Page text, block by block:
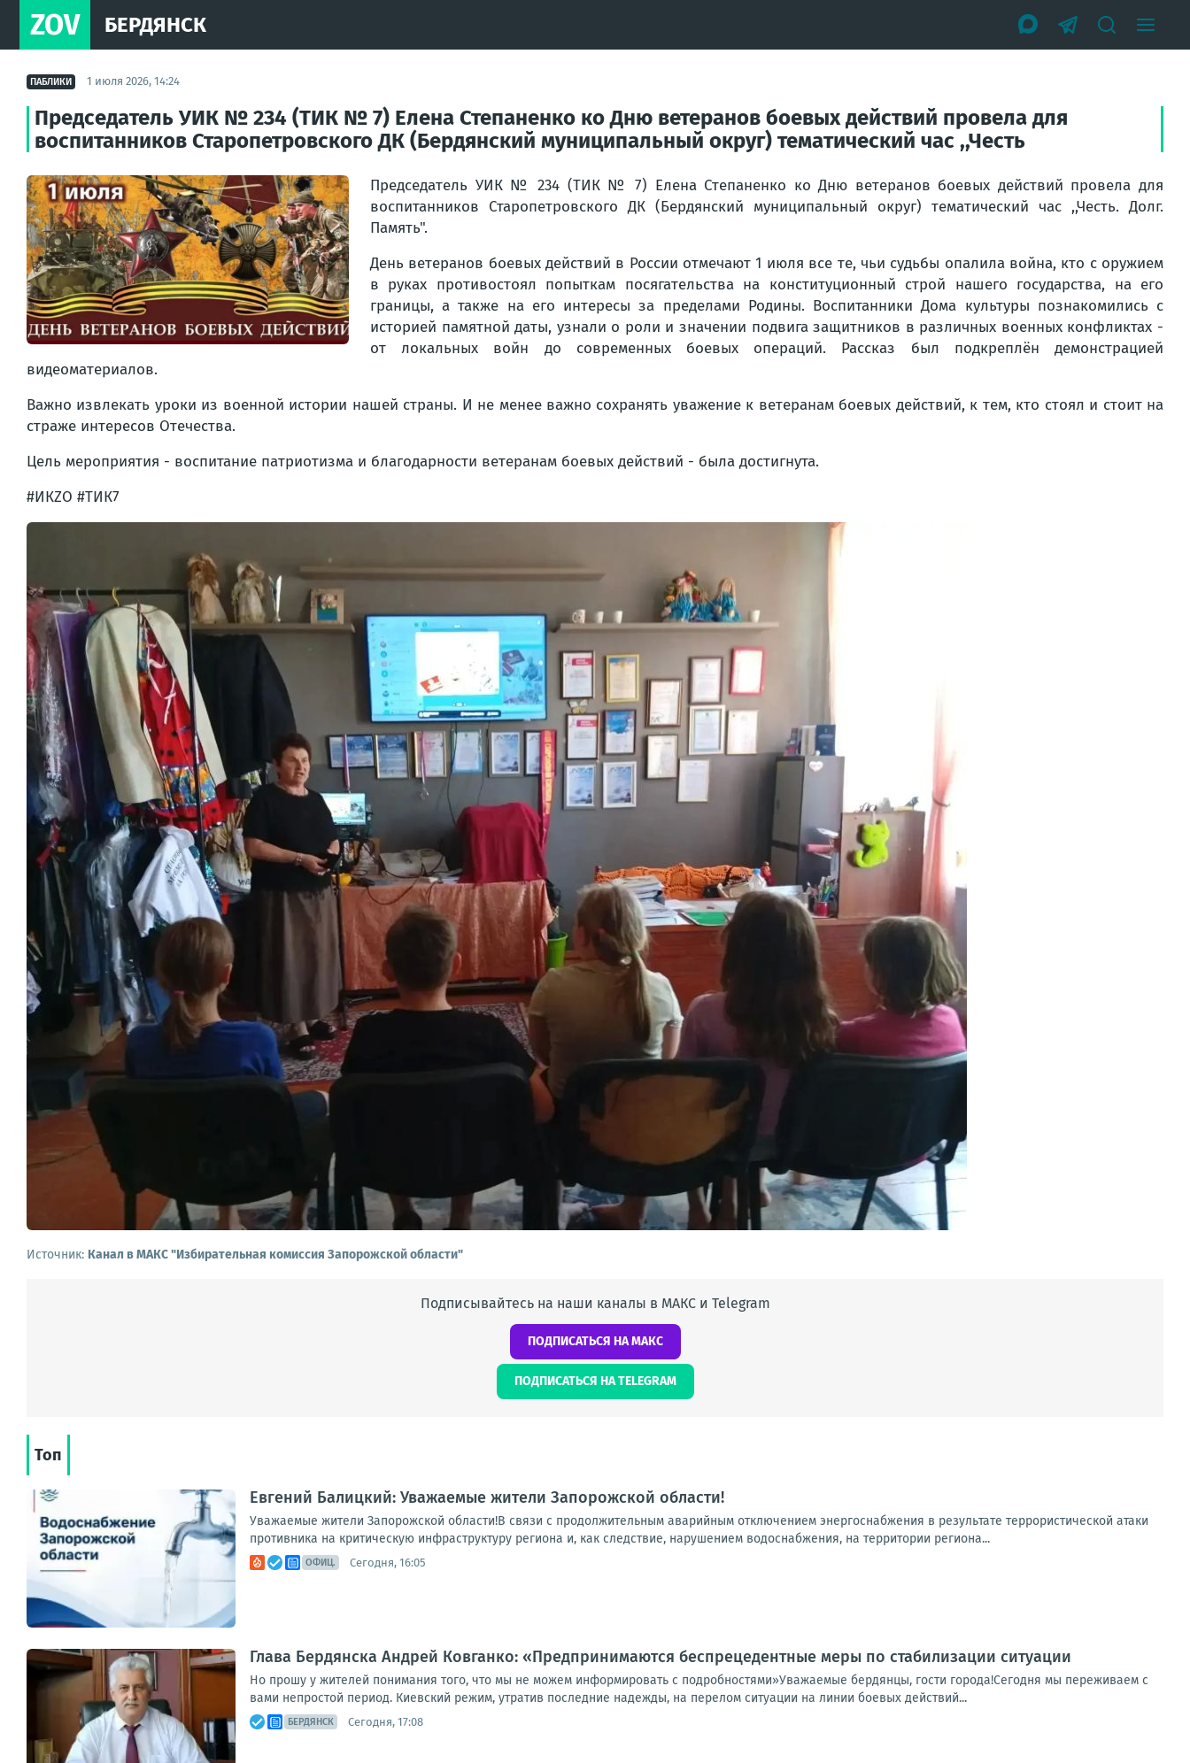
ZOV БЕРДЯНСК
ПАБЛИКИ 1 июля 2026, 14:24
Председатель УИК № 234 (ТИК № 7) Елена Степаненко ко Дню ветеранов боевых действий провела для
воспитанников Старопетровского ДК (Бердянский муниципальный округ) тематический час ,,Честь
Председатель УИК № 234 (ТИК № 7) Елена Степаненко ко Дню ветеранов боевых действий провела для
воспитанников Старопетровского ДК (Бердянский муниципальный округ) тематический час ,,Честь. Долг.
Память".
День ветеранов боевых действий в России отмечают 1 июля все те, чьи судьбы опалила война, кто с оружием
в руках противостоял попыткам посягательства на конституционный строй нашего государства, на его
границы, а также на его интересы за пределами Родины. Воспитанники Дома культуры познакомились с
историей памятной даты, узнали о роли и значении подвига защитников в различных военных конфликтах -
от локальных войн до современных боевых операций. Рассказ был подкреплён демонстрацией
видеоматериалов.
Важно извлекать уроки из военной истории нашей страны. И не менее важно сохранять уважение к ветеранам боевых действий, к тем, кто стоял и стоит на
страже интересов Отечества.
Цель мероприятия - воспитание патриотизма и благодарности ветеранам боевых действий - была достигнута.
#ИКZО #ТИК7
Источник: Канал в МАКС "Избирательная комиссия Запорожской области"
Подписывайтесь на наши каналы в МАКС и Telegram
ПОДПИСАТЬСЯ НА МАКС
ПОДПИСАТЬСЯ НА TELEGRAM
Топ
Евгений Балицкий: Уважаемые жители Запорожской области!
Уважаемые жители Запорожской области!В связи с продолжительным аварийным отключением энергоснабжения в результате террористической атаки
противника на критическую инфраструктуру региона и, как следствие, нарушением водоснабжения, на территории региона...
ОФИЦ. Сегодня, 16:05
Глава Бердянска Андрей Ковганко: «Предпринимаются беспрецедентные меры по стабилизации ситуации
Но прошу у жителей понимания того, что мы не можем информировать с подробностями»Уважаемые бердянцы, гости города!Сегодня мы переживаем с
вами непростой период. Киевский режим, утратив последние надежды, на перелом ситуации на линии боевых действий...
БЕРДЯНСК Сегодня, 17:08